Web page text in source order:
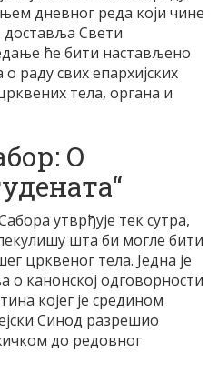
дневног реда који чине
доставља Свети
ће бити настављено
раду свих епархијских
тела, органа и
О
утврђује тек сутра,
шта би могле бити
црквеног тела. Једна је
о канонској одговорности
којег је средином
Синод разрешио
до редовног